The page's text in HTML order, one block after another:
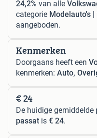
24,2% van alle
categorie Modelauto's |
aangeboden.
Kenmerken
Doorgaans heeft een
kenmerken: Auto,
€ 24
De huidige gemiddelde
passat is € 24.